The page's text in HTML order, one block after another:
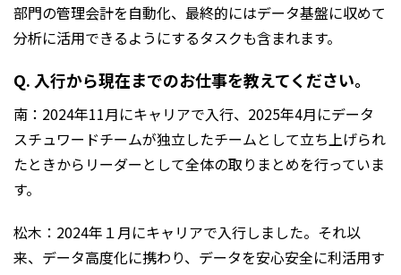
部門の管理会計を自動化、最終的にはデータ基盤に収めて
分析に活用できるようにするタスクも含まれます。
Q. 入行から現在までのお仕事を教えてください。
南：2024年11月にキャリアで入行、2025年4月にデータ
スチュワードチームが独立したチームとして立ち上げられ
たときからリーダーとして全体の取りまとめを行っていま
す。
松木：2024年１月にキャリアで入行しました。それ以
来、データ高度化に携わり、データを安心安全に利活用す